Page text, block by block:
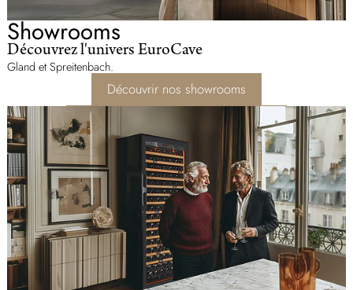
Showrooms
Découvrez l'univers EuroCave
Gland et Spreitenbach.
Découvrir nos showrooms